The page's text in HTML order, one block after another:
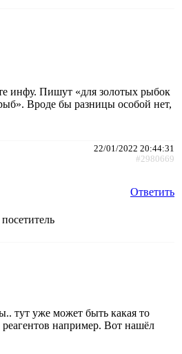
инфу. Пишут «для золотых рыбок
Вроде бы разницы особой нет,
22/01/2022 20:44:31
#2980669
Ответить
тут уже может быть какая то
например. Вот нашёл